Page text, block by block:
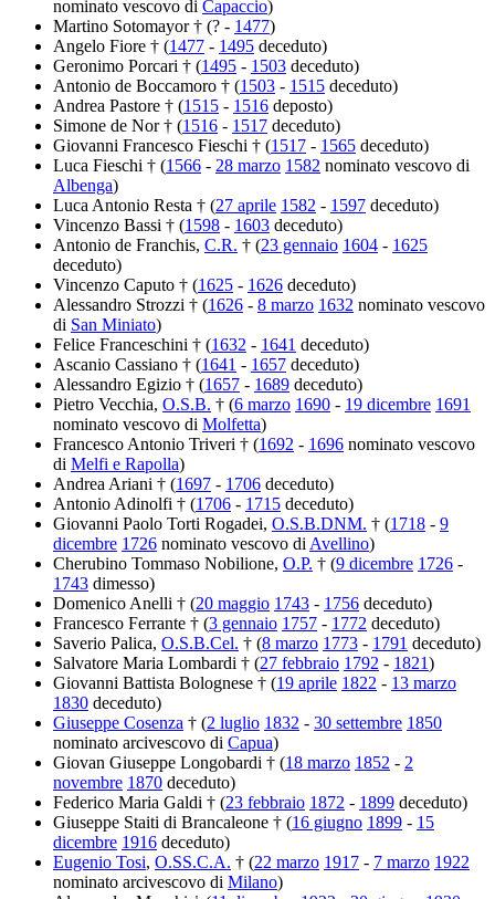
nominato vescovo di Capaccio)
Martino Sotomayor † (? - 1477)
Angelo Fiore † (1477 - 1495 deceduto)
Geronimo Porcari † (1495 - 1503 deceduto)
Antonio de Boccamoro † (1503 - 1515 deceduto)
Andrea Pastore † (1515 - 1516 deposto)
Simone de Nor † (1516 - 1517 deceduto)
Giovanni Francesco Fieschi † (1517 - 1565 deceduto)
Luca Fieschi † (1566 - 28 marzo 1582 nominato vescovo di
Albenga)
Luca Antonio Resta † (27 aprile 1582 - 1597 deceduto)
Vincenzo Bassi † (1598 - 1603 deceduto)
Antonio de Franchis, C.R. † (23 gennaio 1604 - 1625
deceduto)
Vincenzo Caputo † (1625 - 1626 deceduto)
Alessandro Strozzi † (1626 - 8 marzo 1632 nominato vescovo
di San Miniato)
Felice Franceschini † (1632 - 1641 deceduto)
Ascanio Cassiano † (1641 - 1657 deceduto)
Alessandro Egizio † (1657 - 1689 deceduto)
Pietro Vecchia, O.S.B. † (6 marzo 1690 - 19 dicembre 1691
nominato vescovo di Molfetta)
Francesco Antonio Triveri † (1692 - 1696 nominato vescovo
di Melfi e Rapolla)
Andrea Ariani † (1697 - 1706 deceduto)
Antonio Adinolfi † (1706 - 1715 deceduto)
Giovanni Paolo Torti Rogadei, O.S.B.DNM. † (1718 - 9
dicembre 1726 nominato vescovo diAvellino)
Cherubino Tommaso Nobilione, O.P. † (9 dicembre 1726 -
1743 dimesso)
Domenico Anelli † (20 maggio 1743 - 1756 deceduto)
Francesco Ferrante † (3 gennaio 1757 - 1772 deceduto)
Saverio Palica, O.S.B.Cel. † (8 marzo 1773 - 1791 deceduto)
Salvatore Maria Lombardi † (27 febbraio 1792 - 1821)
Giovanni Battista Bolognese † (19 aprile 1822 - 13 marzo
1830 deceduto)
Giuseppe Cosenza † (2 luglio 1832 - 30 settembre 1850
nominato arcivescovo di Capua)
Giovan Giuseppe Longobardi † (18 marzo 1852 - 2
novembre 1870 deceduto)
Federico Maria Galdi † (23 febbraio 1872 - 1899 deceduto)
Giuseppe Staiti di Brancaleone † (16 giugno 1899 - 15
dicembre 1916 deceduto)
Eugenio Tosi, O.SS.C.A. † (22 marzo 1917 - 7 marzo 1922
nominato arcivescovo di Milano)